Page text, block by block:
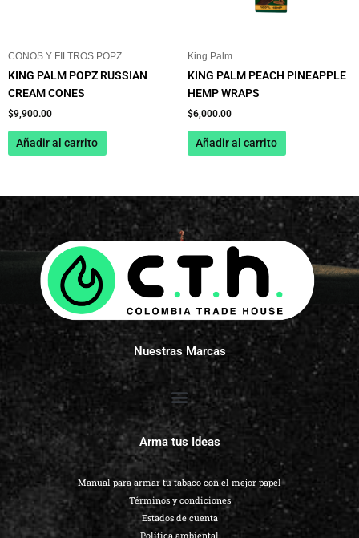
CONOS Y FILTROS POPZ
KING PALM POPZ RUSSIAN
CREAM CONES
$9,900.00
Añadir al carrito
King Palm
KING PALM PEACH PINEAPPLE
HEMP WRAPS
$6,000.00
Añadir al carrito
Nuestras Marcas
Arma tus Ideas
Manual para armar tu tabaco con el mejor papel
Términos y condiciones
Estados de cuenta
Política ambiental